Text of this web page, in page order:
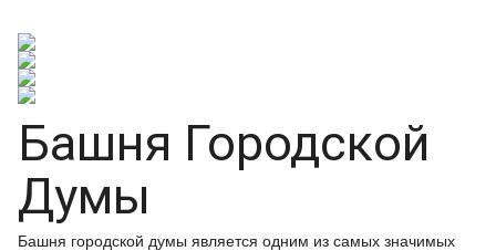
Башня Городской
Думы
Башня городской думы является одним из самых значимых